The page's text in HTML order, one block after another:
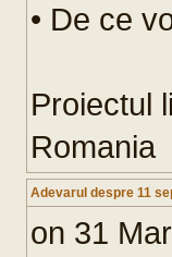
• De ce
Proiectul
Romania
Adevarul despre 11
on 31